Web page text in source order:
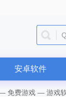
安卓软件
免费游戏 — 游戏